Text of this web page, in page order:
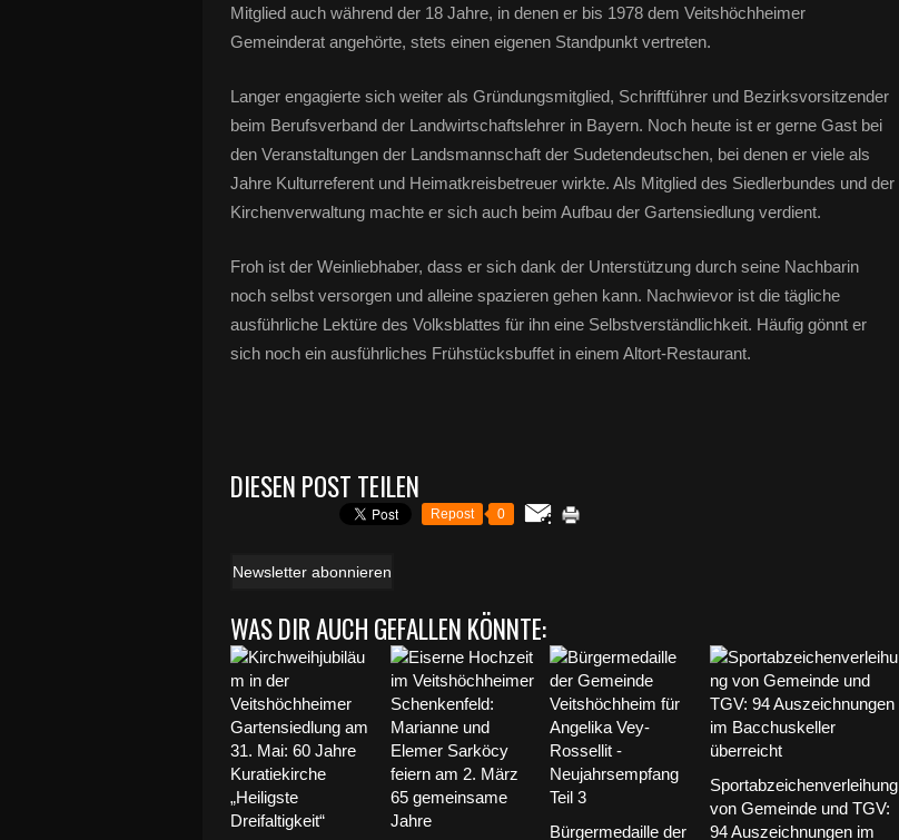
Mitglied auch während der 18 Jahre, in denen er bis 1978 dem Veitshöchheimer
Gemeinderat angehörte, stets einen eigenen Standpunkt vertreten.
Langer engagierte sich weiter als Gründungsmitglied, Schriftführer und Bezirksvorsitzender
beim Berufsverband der Landwirtschaftslehrer in Bayern. Noch heute ist er gerne Gast bei
den Veranstaltungen der Landsmannschaft der Sudetendeutschen, bei denen er viele als
Jahre Kulturreferent und Heimatkreisbetreuer wirkte. Als Mitglied des Siedlerbundes und der
Kirchenverwaltung machte er sich auch beim Aufbau der Gartensiedlung verdient.
Froh ist der Weinliebhaber, dass er sich dank der Unterstützung durch seine Nachbarin
noch selbst versorgen und alleine spazieren gehen kann. Nachwievor ist die tägliche
ausführliche Lektüre des Volksblattes für ihn eine Selbstverständlichkeit. Häufig gönnt er
sich noch ein ausführliches Frühstücksbuffet in einem Altort-Restaurant.
DIESEN POST TEILEN
Repost 0
Newsletter abonnieren
WAS DIR AUCH GEFALLEN KÖNNTE:
Bürgermedaille der
Sportabzeichenverleihung
von Gemeinde und TGV:
94 Auszeichnungen im